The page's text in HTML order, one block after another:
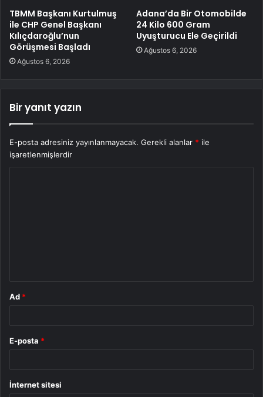
TBMM Başkanı Kurtulmuş
ile CHP Genel Başkanı
Kılıçdaroğlu’nun
Görüşmesi Başladı
Ağustos 6, 2026
Adana’da Bir Otomobilde
24 Kilo 600 Gram
Uyuşturucu Ele Geçirildi
Ağustos 6, 2026
Bir yanıt yazın
E-posta adresiniz yayınlanmayacak. Gerekli alanlar * ile
işaretlenmişlerdir
Ad *
E-posta *
İnternet sitesi